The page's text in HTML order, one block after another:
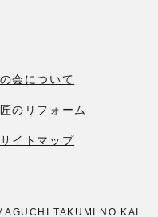
会について
匠のリフォーム
サイトマップ
TAKUMI NO KAI